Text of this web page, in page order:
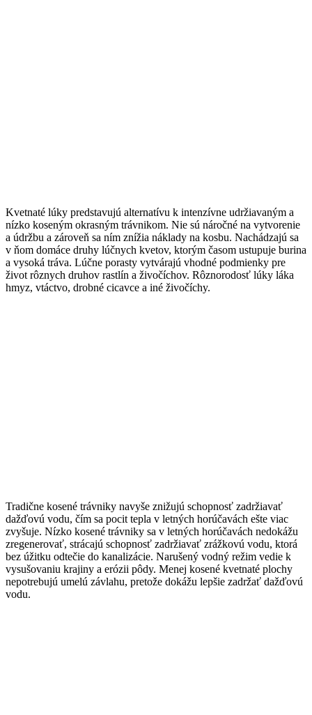
Kvetnaté lúky predstavujú alternatívu k intenzívne udržiavaným a
nízko koseným okrasným trávnikom. Nie sú náročné na vytvorenie
a údržbu a zároveň sa ním znížia náklady na kosbu. Nachádzajú sa
v ňom domáce druhy lúčnych kvetov, ktorým časom ustupuje burina
a vysoká tráva. Lúčne porasty vytvárajú vhodné podmienky pre
život rôznych druhov rastlín a živočíchov. Rôznorodosť lúky láka
hmyz, vtáctvo, drobné cicavce a iné živočíchy.
Tradične kosené trávniky navyše znižujú schopnosť zadržiavať
dažďovú vodu, čím sa pocit tepla v letných horúčavách ešte viac
zvyšuje. Nízko kosené trávniky sa v letných horúčavách nedokážu
zregenerovať, strácajú schopnosť zadržiavať zrážkovú vodu, ktorá
bez úžitku odtečie do kanalizácie. Narušený vodný režim vedie k
vysušovaniu krajiny a erózii pôdy. Menej kosené kvetnaté plochy
nepotrebujú umelú závlahu, pretože dokážu lepšie zadržať dažďovú
vodu.